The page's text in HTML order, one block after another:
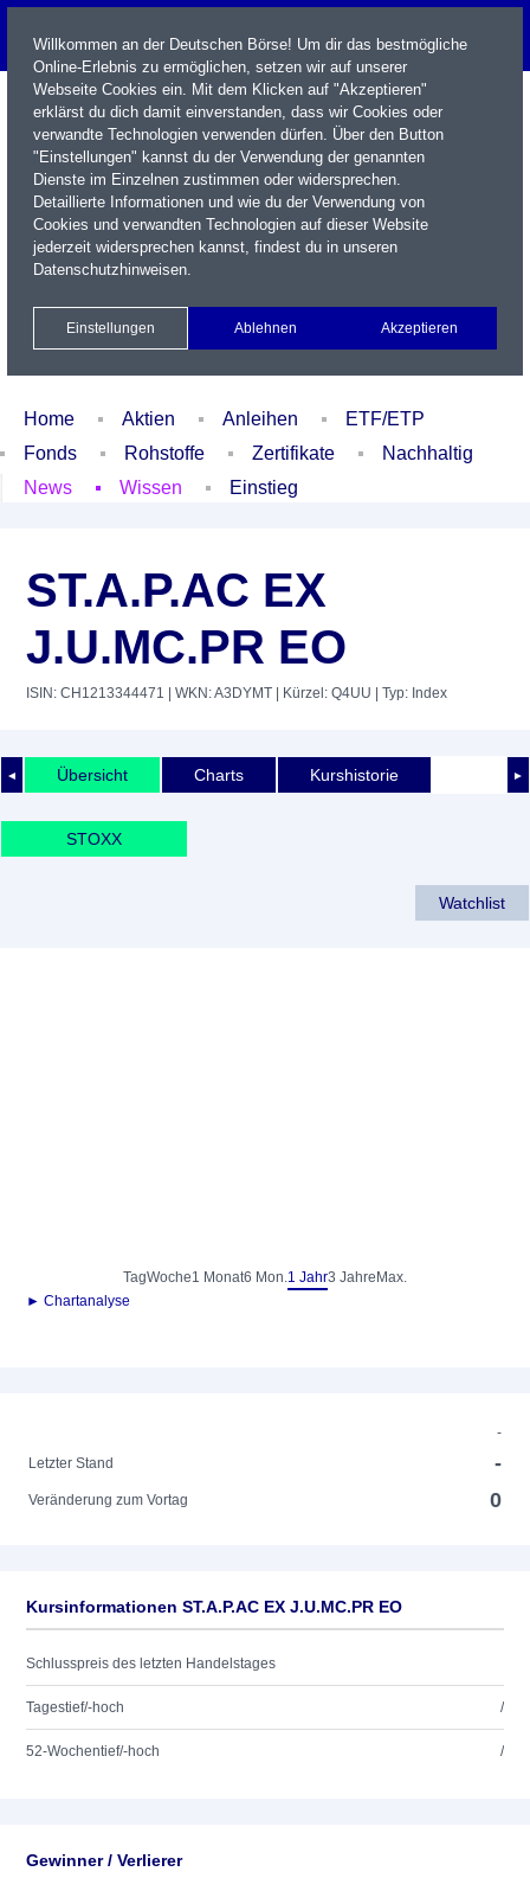
Name / WKN / ISIN / Kürzel
Xetra Realtime
Watchlist Portfolio Login
Home Aktien Anleihen
ETF/ETP
Fonds
Rohstoffe Zertifikate
Nachhaltig
News
Wissen Einstieg
ST.A.P.AC EX
J.U.MC.PR EO
ISIN: CH1213344471 | WKN: A3DYMT | Kürzel: Q4UU | Typ: Index
◄ ►
Übersicht Charts Kurshistorie
STOXX
Watchlist
TagWoche1 Monat6 Mon.1 Jahr3 Jahre Max.
► Chartanalyse
-
Letzter Stand
-
Veränderung zum Vortag 0
Kursinformationen ST.A.P.AC EX J.U.MC.PR EO
Schlusspreis des letzten Handelstages
Tagestief/-hoch /
52-Wochentief/-hoch /
Gewinner / Verlierer
Willkommen an der Deutschen Börse! Um dir das bestmögliche
Online-Erlebnis zu ermöglichen, setzen wir auf unserer
Webseite Cookies ein. Mit dem Klicken auf "Akzeptieren"
erklärst du dich damit einverstanden, dass wir Cookies oder
verwandte Technologien verwenden dürfen. Über den Button
"Einstellungen" kannst du der Verwendung der genannten
Dienste im Einzelnen zustimmen oder widersprechen.
Detaillierte Informationen und wie du der Verwendung von
Cookies und verwandten Technologien auf dieser Website
jederzeit widersprechen kannst, findest du in unseren
Datenschutzhinweisen.
Einstellungen Ablehnen Akzeptieren